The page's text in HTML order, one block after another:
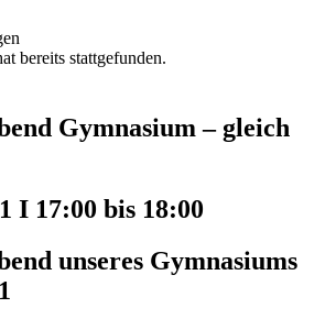
bereits stattgefunden.
Gymnasium – gleich
I 17:00 bis 18:00
unseres Gymnasiums